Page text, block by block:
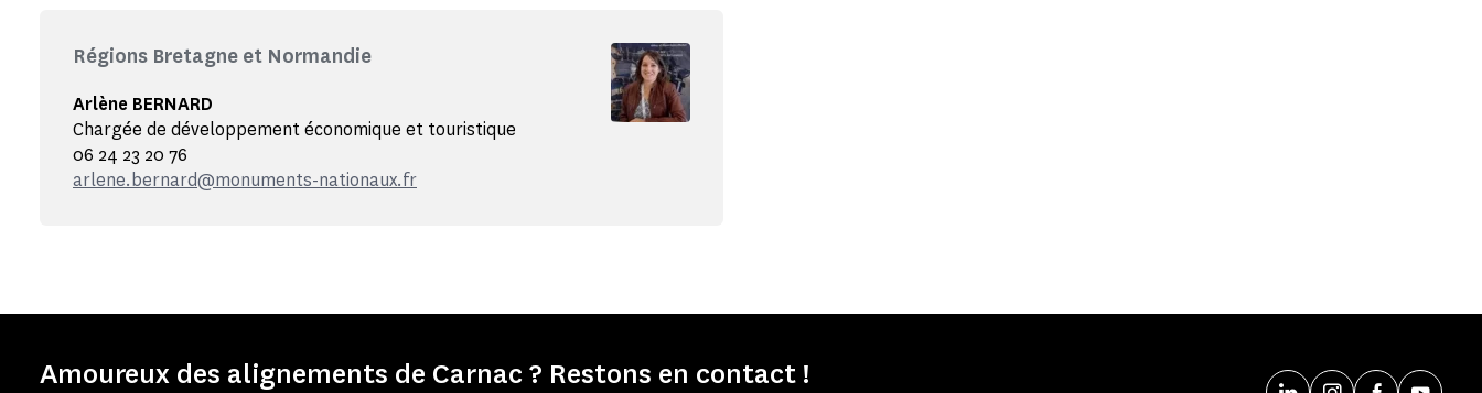
Régions Bretagne et Normandie
Arlène BERNARD
Chargée de développement économique et touristique
06 24 23 20 76
arlene.bernard@monuments-nationaux.fr
Amoureux des alignements de Carnac ? Restons en contact !